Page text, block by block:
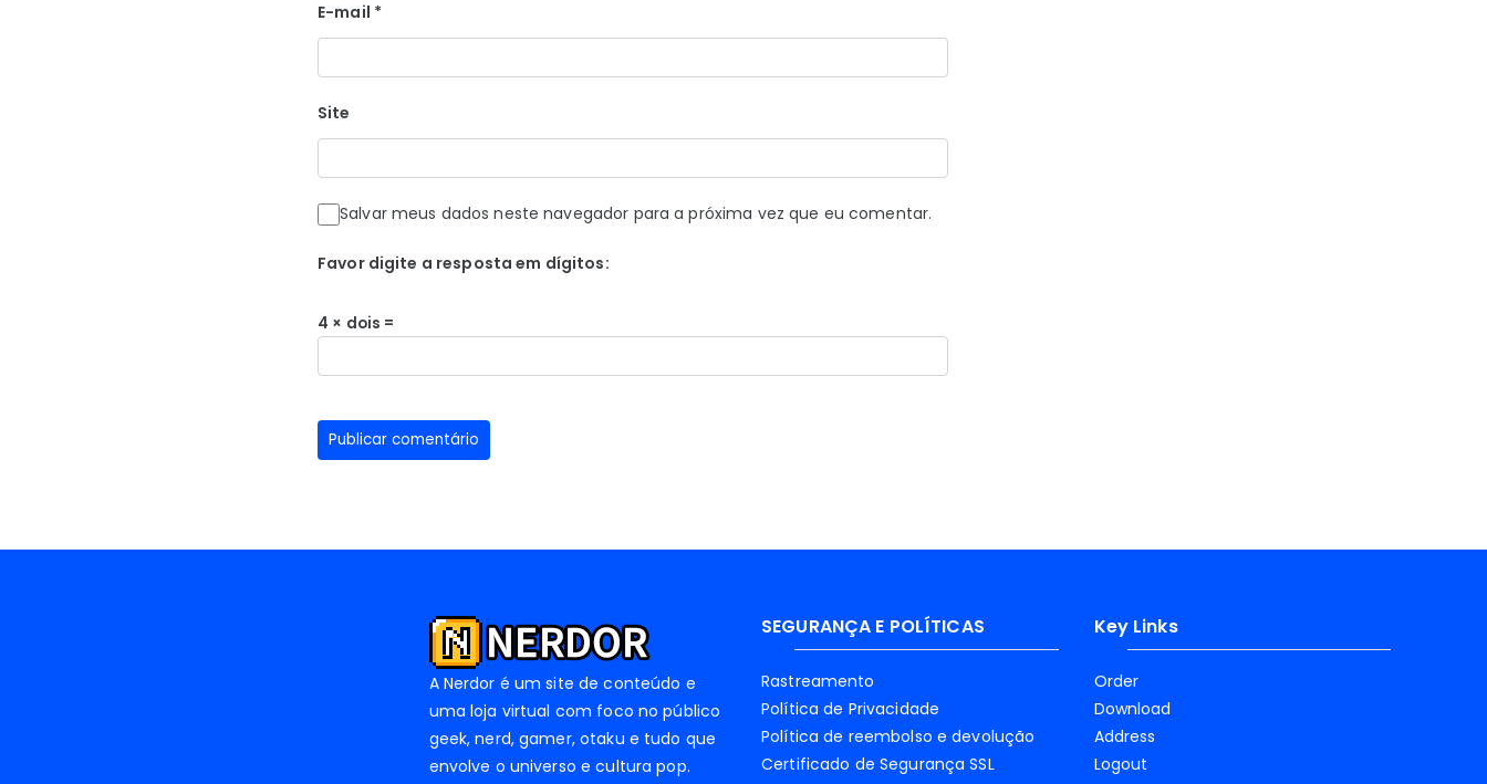
E-mail *
Site
Salvar meus dados neste navegador para a próxima vez que eu comentar.
Favor digite a resposta em dígitos:
4 × dois =
A Nerdor é um site de conteúdo e
uma loja virtual com foco no público
geek, nerd, gamer, otaku e tudo que
envolve o universo e cultura pop.
SEGURANÇA E POLÍTICAS
Rastreamento
Política de Privacidade
Política de reembolso e devolução
Certificado de Segurança SSL
Key Links
Order
Download
Address
Logout